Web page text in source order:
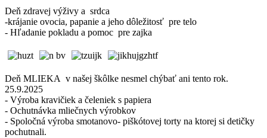
Deň zdravej výživy a srdca
-krájanie ovocia, papanie a jeho dôležitosť pre telo
- Hľadanie pokladu a pomoc pre zajka
Deň MLIEKA v našej škôlke nesmel chýbať ani tento rok.
25.9.2025
- Výroba kravičiek a čeleniek s papiera
- Ochutnávka mliečnych výrobkov
- Spoločná výroba smotanovo- piškótovej torty na ktorej si detičky
pochutnali.